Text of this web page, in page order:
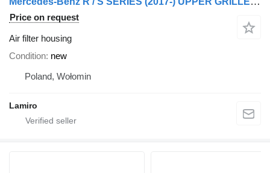
Price on request
Air filter housing
Condition new
Poland, Wołomin
Lamiro